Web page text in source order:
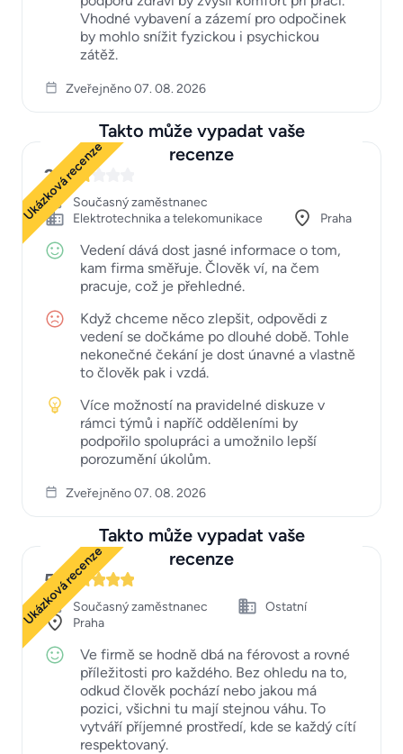
Vhodné vybavení a zázemí pro odpočinek
by mohlo snížit fyzickou i psychickou
zátěž.
Zveřejněno 07. 08. 2026
Takto může vypadat vaše
recenze
Ukázková recenze
2
Současný zaměstnanec
Elektrotechnika a telekomunikace
Praha
Vedení dává dost jasné informace o tom,
kam firma směřuje. Člověk ví, na čem
pracuje, což je přehledné.
Když chceme něco zlepšit, odpovědi z
vedení se dočkáme po dlouhé době. Tohle
nekonečné čekání je dost únavné a vlastně
to člověk pak i vzdá.
Více možností na pravidelné diskuze v
rámci týmů i napříč odděleními by
podpořilo spolupráci a umožnilo lepší
porozumění úkolům.
Zveřejněno 07. 08. 2026
Takto může vypadat vaše
recenze
Ukázková recenze
5
Současný zaměstnanec
Ostatní
Praha
Ve firmě se hodně dbá na férovost a rovné
příležitosti pro každého. Bez ohledu na to,
odkud člověk pochází nebo jakou má
pozici, všichni tu mají stejnou váhu. To
vytváří příjemné prostředí, kde se každý cítí
respektovaný.